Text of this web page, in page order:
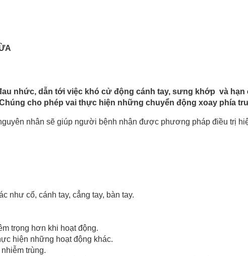
nhức, dẫn tới việc khó cử động cánh tay, sưng khớp và
cho phép vai thực hiện những chuyển động xoay phía
nhân sẽ giúp người bệnh nhận được phương pháp điều trị
như cổ, cánh tay, cẳng tay, bàn tay.
trọng hơn khi hoạt động.
hiện những hoạt động khác.
trùng.